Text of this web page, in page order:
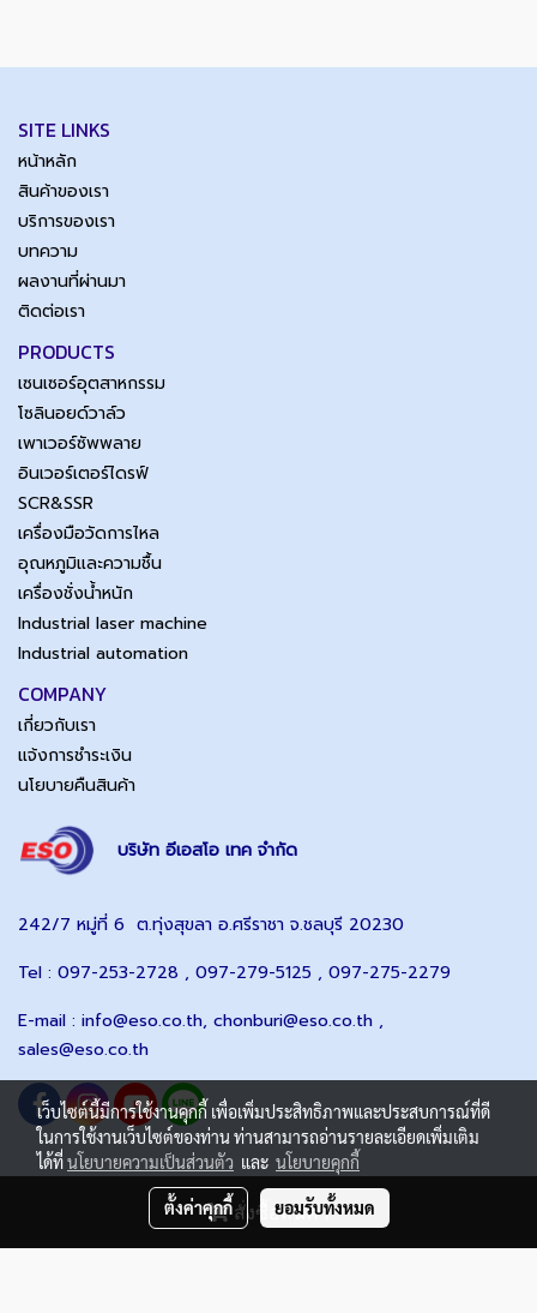
สั่งซื้อสินค้า
SITE LINKS
หน้าหลัก
สินค้าของเรา
บริการของเรา
บทความ
ผลงานที่ผ่านมา
ติดต่อเรา
PRODUCTS
เซนเซอร์อุตสาหกรรม
โซลินอยด์วาล์ว
เพาเวอร์ซัพพลาย
อินเวอร์เตอร์ไดรฟ์
SCR&SSR
เครื่องมือวัดการไหล
อุณหภูมิและความชื้น
เครื่องชั่งน้ำหนัก
Industrial laser machine
Industrial automation
COMPANY
เกี่ยวกับเรา
แจ้งการชำระเงิน
นโยบายคืนสินค้า
บริษัท อีเอสโอ เทค จำกัด
242/7 หมู่ที่ 6 ต.ทุ่งสุขลา อ.ศรีราชา จ.ชลบุรี 20230
Tel : 097-253-2728 , 097-279-5125 , 097-275-2279
E-mail : info@eso.co.th, chonburi@eso.co.th ,
sales@eso.co.th
© Copyright 2021 eso.co.th All Rights Reserved.
เว็บไซต์นี้มีการใช้งานคุกกี้ เพื่อเพิ่มประสิทธิภาพและประสบการณ์ที่ดี
ในการใช้งานเว็บไซต์ของท่าน ท่านสามารถอ่านรายละเอียดเพิ่มเติม
ได้ที่นโยบายความเป็นส่วนตัว และ นโยบายคุกกี้
ตั้งค่าคุกกี้ ยอมรับทั้งหมด